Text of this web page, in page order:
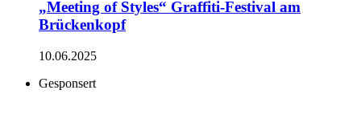
„Meeting of Styles“ Graffiti-Festival am
Brückenkopf
10.06.2025
Gesponsert